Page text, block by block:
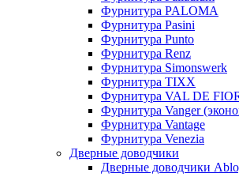
Фурнитура PALOMA
Фурнитура Pasini
Фурнитура Punto
Фурнитура Renz
Фурнитура Simonswerk
Фурнитура TIXX
Фурнитура VAL DE
Фурнитура Vanger
Фурнитура Vantage
Фурнитура Venezia
Дверные доводчики
Дверные доводчики